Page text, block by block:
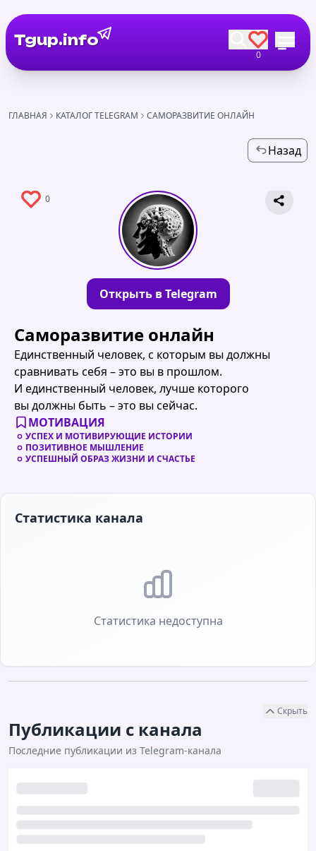
Tgup.info
0
ГЛАВНАЯ КАТАЛОГ TELEGRAM САМОРАЗВИТИЕ ОНЛАЙН
Назад
0
Открыть в Telegram
Саморазвитие онлайн
Единственный человек, с которым вы должны
сравнивать себя – это вы в прошлом.
И единственный человек, лучше которого
вы должны быть – это вы сейчас.
МОТИВАЦИЯ
УСПЕХ И МОТИВИРУЮЩИЕ ИСТОРИИ
ПОЗИТИВНОЕ МЫШЛЕНИЕ
УСПЕШНЫЙ ОБРАЗ ЖИЗНИ И СЧАСТЬЕ
Статистика канала
Статистика недоступна
Скрыть
Публикации с канала
Последние публикации из Telegram-канала